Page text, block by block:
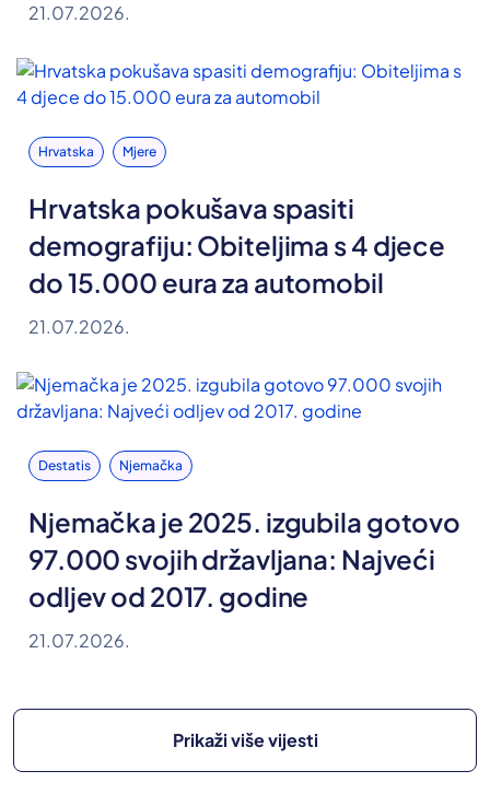
21.07.2026.
Hrvatska Mjere
Hrvatska pokušava spasiti
demografiju: Obiteljima s 4 djece
do 15.000 eura za automobil
21.07.2026.
Destatis Njemačka
Njemačka je 2025. izgubila gotovo
97.000 svojih državljana: Najveći
odljev od 2017. godine
21.07.2026.
Prikaži više vijesti